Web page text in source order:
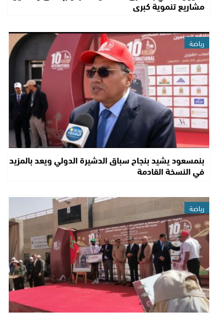
مشاريع تنموية كبرى
رياضة
بنمسعود يشيد بنجاح سباق الدشيرة الدولي ويعد بالمزيد
في النسخة القادمة
رياضة